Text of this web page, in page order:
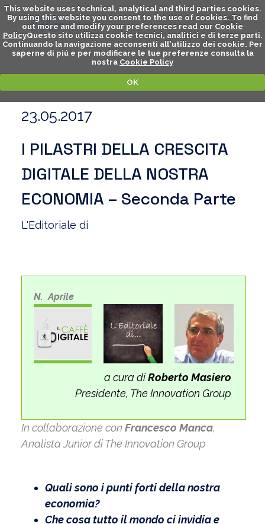
This website uses technical, analytical and third parties cookies.
By using this website you consent to the use of cookies. To find
out more and modify your preferences read our Cookie
PolicyQuesto sito utilizza cookie tecnici, analitici e di terze parti.
Continuando la navigazione acconsenti all'utilizzo dei cookie. Per
saperne di piú e per modificare le tue preferenze consulta la
nostra Cookie Policy
OK
23.05.2017
I PILASTRI DELLA CRESCITA
DIGITALE DELLA NOSTRA
ECONOMIA – Seconda Parte
L'Editoriale di
N. Aprile
a cura diRoberto Masiero
Presidente, The Innovation Group
In collaborazione con Francesco Manca,
Analista Junior di The Innovation Group
Quali sono i punti forti della nostra
economia?
Che cosa tutto il mondo ci invidia e